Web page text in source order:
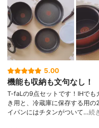
5.00
機能も収納も文句なし！
T-faLの9点セットです！IHでも
き用と、冷蔵庫に保存する用
イパンにはチタンがついて…続